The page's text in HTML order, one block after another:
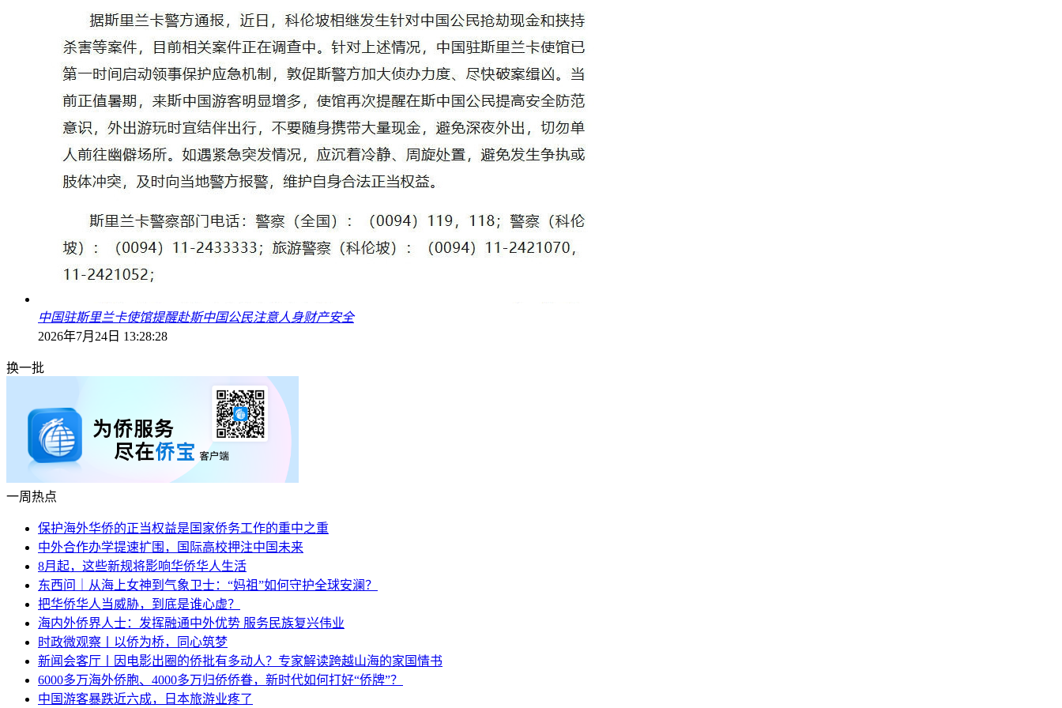
中国驻斯里兰卡使馆提醒赴斯中国公民注意人身财产安全
2026年7月24日 13:28:28
换一批
一周热点
保护海外华侨的正当权益是国家侨务工作的重中之重
中外合作办学提速扩围，国际高校押注中国未来
8月起，这些新规将影响华侨华人生活
东西问｜从海上女神到气象卫士：“妈祖”如何守护全球安澜？
把华侨华人当威胁，到底是谁心虚？
海内外侨界人士：发挥融通中外优势 服务民族复兴伟业
时政微观察丨以侨为桥，同心筑梦
新闻会客厅丨因电影出圈的侨批有多动人？专家解读跨越山海的家国情书
6000多万海外侨胞、4000多万归侨侨眷，新时代如何打好“侨牌”？
中国游客暴跌近六成，日本旅游业疼了